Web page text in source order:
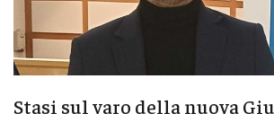
Stasi sul varo della nuova